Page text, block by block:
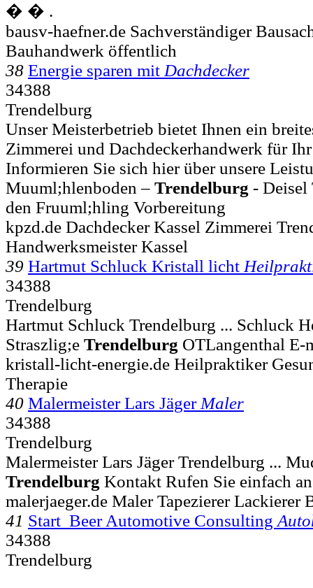
� � .
bausv-haefner.de Sachverständiger
Bauhandwerk öffentlich
38 Energie sparen mit Dachdecker
34388
Trendelburg
Unser Meisterbetrieb bietet Ihnen ein
Zimmerei und Dachdeckerhandwerk für
Informieren Sie sich hier über unsere
Muuml;hlenboden – Trendelburg - Deisel
den Fruuml;hling Vorbereitung
kpzd.de Dachdecker Kassel Zimmerei
Handwerksmeister Kassel
39 Hartmut Schluck Kristall licht
34388
Trendelburg
Hartmut Schluck Trendelburg ... Schluck
Straszlig;e Trendelburg OTLangenthal
kristall-licht-energie.de Heilpraktiker
Therapie
40 Malermeister Lars Jäger Maler
34388
Trendelburg
Malermeister Lars Jäger Trendelburg ...
Trendelburg Kontakt Rufen Sie einfach
malerjaeger.de Maler Tapezierer Lackierer
41 Start Beer Automotive Consulting
34388
Trendelburg